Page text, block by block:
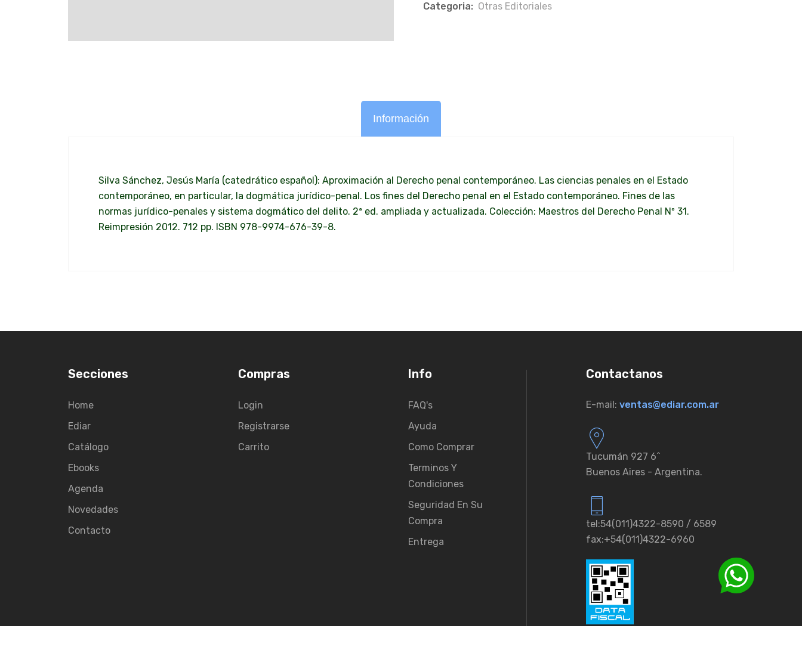
Categoria: Otras Editoriales
Información
Silva Sánchez, Jesús María (catedrático español): Aproximación al Derecho penal contemporáneo. Las ciencias penales en el Estado
contemporáneo, en particular, la dogmática jurídico-penal. Los fines del Derecho penal en el Estado contemporáneo. Fines de las
normas jurídico-penales y sistema dogmático del delito. 2ª ed. ampliada y actualizada. Colección: Maestros del Derecho Penal Nº 31.
Reimpresión 2012. 712 pp. ISBN 978-9974-676-39-8.
Secciones
Home
Ediar
Catálogo
Ebooks
Agenda
Novedades
Contacto
Compras
Login
Registrarse
Carrito
Info
FAQ's
Ayuda
Como Comprar
Terminos Y
Condiciones
Seguridad En Su
Compra
Entrega
Contactanos
E-mail: ventas@ediar.com.ar
Tucumán 927 6ˆ
Buenos Aires - Argentina.
tel:54(011)4322-8590 / 6589
fax:+54(011)4322-6960